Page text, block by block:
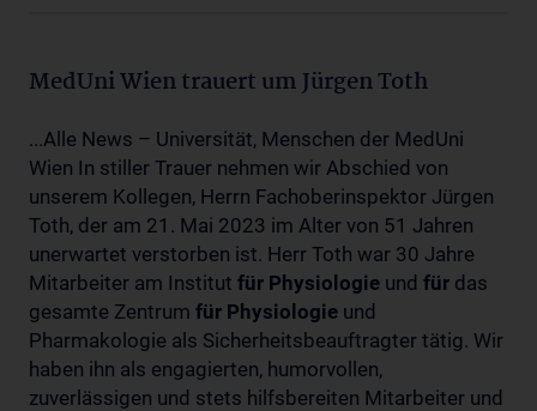
MedUni Wien trauert um Jürgen Toth
...Alle News – Universität, Menschen der MedUni
Wien In stiller Trauer nehmen wir Abschied von
unserem Kollegen, Herrn Fachoberinspektor Jürgen
Toth, der am 21. Mai 2023 im Alter von 51 Jahren
unerwartet verstorben ist. Herr Toth war 30 Jahre
Mitarbeiter am Institut für Physiologie und für das
gesamte Zentrum für Physiologie und
Pharmakologie als Sicherheitsbeauftragter tätig. Wir
haben ihn als engagierten, humorvollen,
zuverlässigen und stets hilfsbereiten Mitarbeiter und